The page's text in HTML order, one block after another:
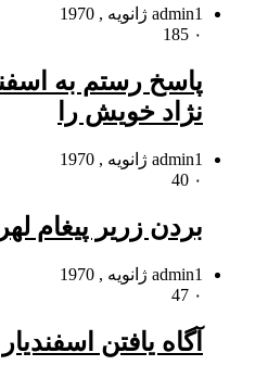
admin1 ژانویه , 1970
۰
پاسخ رستم به
نژاد خویش را
admin1 ژانویه , 1970
۰
بردن زریر پیغام
admin1 ژانویه , 1970
۰
آگاه یافتن